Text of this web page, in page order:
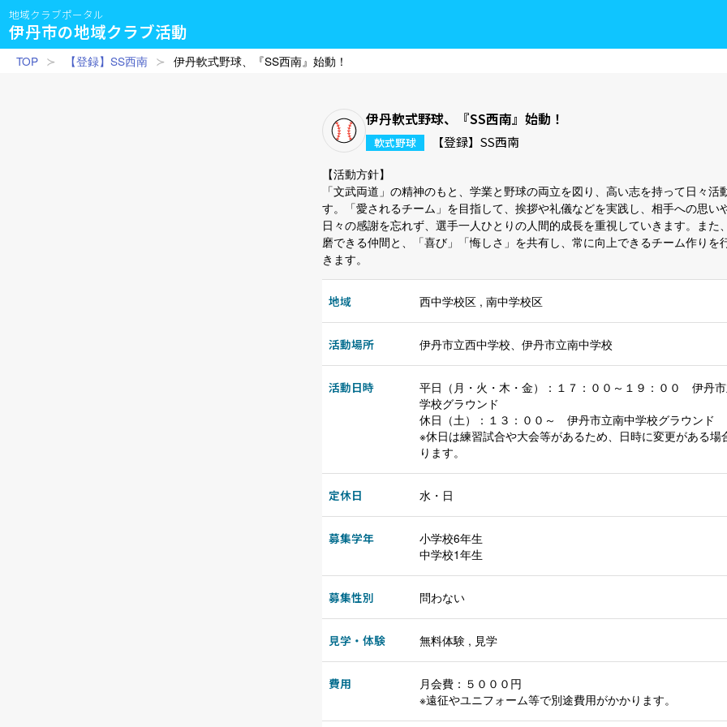
地域クラブポータル
伊丹市の地域クラブ活動
TOP 【登録】SS西南 伊丹軟式野球、『SS西南』始動！
伊丹軟式野球、『SS西南』始動！
軟式野球 【登録】SS西南
【活動方針】
「文武両道」の精神のもと、学業と野球の両立を図り、高い志を持って日々活
す。「愛されるチーム」を目指して、挨拶や礼儀などを実践し、相手への思いや
日々の感謝を忘れず、選手一人ひとりの人間的成長を重視していきます。また
磨できる仲間と、「喜び」「悔しさ」を共有し、常に向上できるチーム作りを
きます。
地域 西中学校区 , 南中学校区
活動場所 伊丹市立西中学校、伊丹市立南中学校
活動日時
平日（月・火・木・金）：１７：００～１９：００ 伊丹
学校グラウンド
休日（土）：１３：００～ 伊丹市立南中学校グラウンド
※休日は練習試合や大会等があるため、日時に変更がある場
ります。
定休日 水・日
募集学年
小学校6年生
中学校1年生
募集性別 問わない
見学・体験 無料体験 , 見学
費用
月会費：５０００円
※遠征やユニフォーム等で別途費用がかかります。